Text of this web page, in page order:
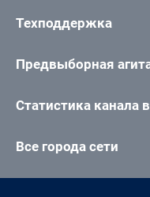
Техподдержка
Предвыборная
Статистика канала
Все города сети